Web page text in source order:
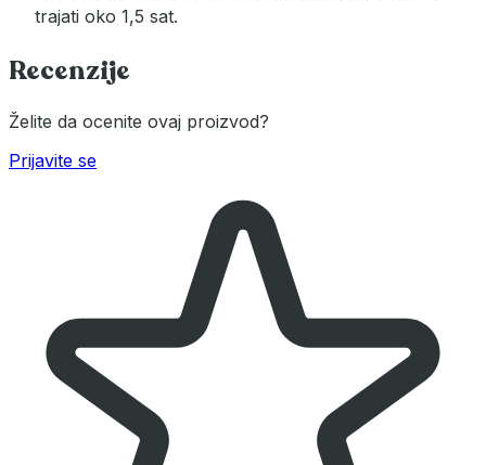
trajati oko 1,5 sat.
Recenzije
Želite da ocenite ovaj proizvod?
Prijavite se